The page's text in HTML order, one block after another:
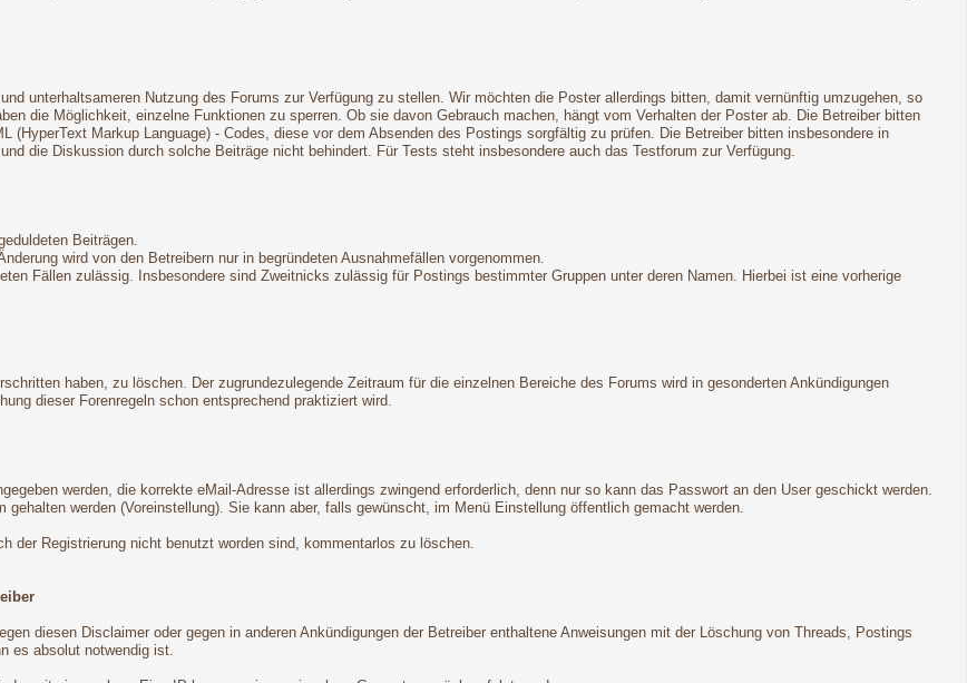
unterhaltsameren Nutzung des Forums zur Verfügung zu stellen. Wir möchten die Poster allerdings bitten, damit vernünftig umzugehen, so
die Möglichkeit, einzelne Funktionen zu sperren. Ob sie davon Gebrauch machen, hängt vom Verhalten der Poster ab. Die Betreiber bitten
(HyperText Markup Language) - Codes, diese vor dem Absenden des Postings sorgfältig zu prüfen. Die Betreiber bitten insbesondere in
die Diskussion durch solche Beiträge nicht behindert. Für Tests steht insbesondere auch das Testforum zur Verfügung.
Beiträgen.
wird von den Betreibern nur in begründeten Ausnahmefällen vorgenommen.
Fällen zulässig. Insbesondere sind Zweitnicks zulässig für Postings bestimmter Gruppen unter deren Namen. Hierbei ist eine vorherige
haben, zu löschen. Der zugrundezulegende Zeitraum für die einzelnen Bereiche des Forums wird in gesonderten Ankündigungen
dieser Forenregeln schon entsprechend praktiziert wird.
werden, die korrekte eMail-Adresse ist allerdings zwingend erforderlich, denn nur so kann das Passwort an den User geschickt werden.
werden (Voreinstellung). Sie kann aber, falls gewünscht, im Menü Einstellung öffentlich gemacht werden.
der Registrierung nicht benutzt worden sind, kommentarlos zu löschen.
diesen Disclaimer oder gegen in anderen Ankündigungen der Betreiber enthaltene Anweisungen mit der Löschung von Threads, Postings
es absolut notwendig ist.